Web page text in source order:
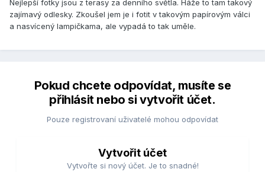
Nejlepší fotky jsou z terasy za denního světla. Háže to tam takový
zajímavý odlesky. Zkoušel jem je i fotit v takovým papírovým válci
a nasvícený lampičkama, ale vypadá to tak uměle.
Pokud chcete odpovídat, musíte se
přihlásit nebo si vytvořit účet.
Pouze registrovaní uživatelé mohou odpovídat
Vytvořit účet
Vytvořte si nový účet. Je to snadné!